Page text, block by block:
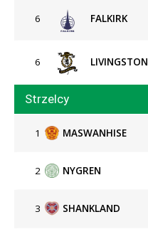
6 FALKIRK
6 LIVINGSTON
Strzelcy
1 MASWANHISE
2 NYGREN
3 SHANKLAND